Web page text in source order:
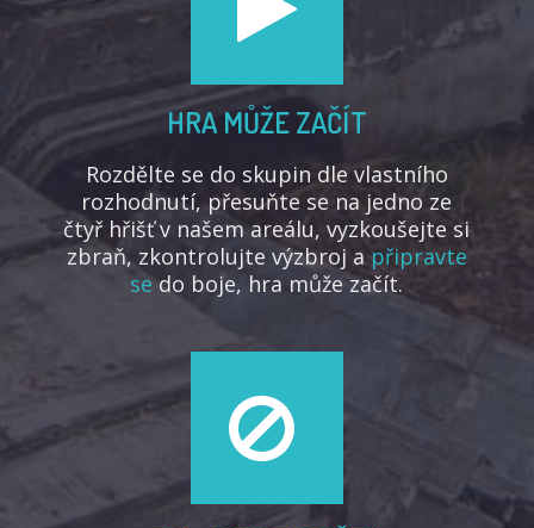
HRA MŮŽE ZAČÍT
Rozdělte se do skupin dle vlastního
rozhodnutí, přesuňte se na jedno ze
čtyř hřišť v našem areálu, vyzkoušejte si
zbraň, zkontrolujte výzbroj a připravte
sedo boje, hra může začít.